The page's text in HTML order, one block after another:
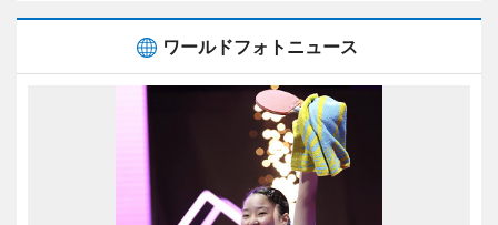
ワールドフォトニュース